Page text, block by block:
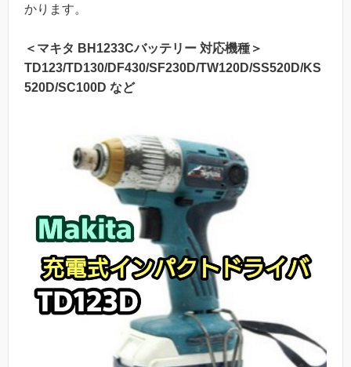
かります。
＜マキタ BH1233Cバッテリー 対応機種＞
TD123/TD130/DF430/SF230D/TW120D/SS520D/KS
520D/SC100D など